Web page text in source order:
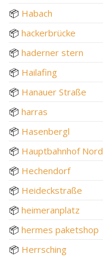
📦 Habach
📦 hackerbrücke
📦 haderner stern
📦 Hailafing
📦 Hanauer Straße
📦 harras
📦 Hasenbergl
📦 Hauptbahnhof Nord
📦 Hechendorf
📦 Heideckstraße
📦 heimeranplatz
📦 hermes paketshop
📦 Herrsching